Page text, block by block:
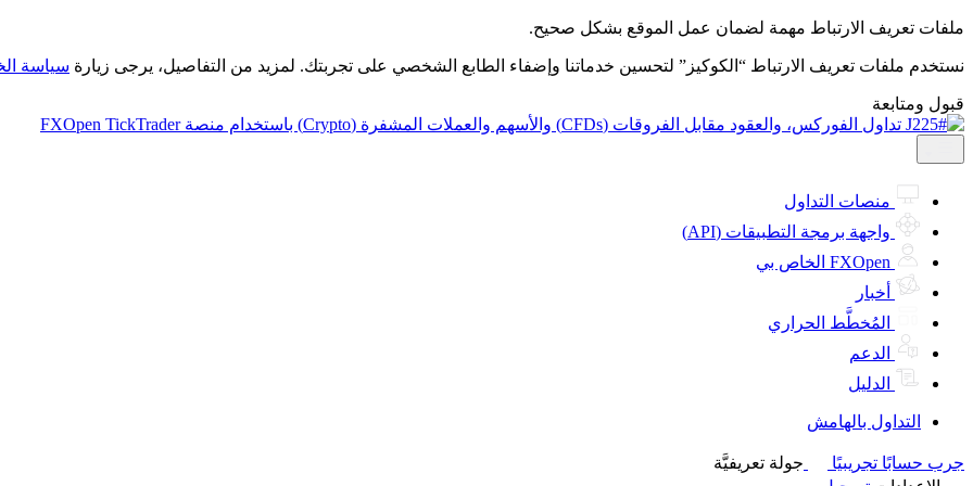
ملفات تعريف الارتباط مهمة لضمان عمل الموقع بشكل صحيح.
نستخدم ملفات تعريف الارتباط “الكوكيز” لتحسين خدماتنا وإضفاء الطابع الشخصي على تجربتك. لمزيد من التفاصيل، يرجى زيارة سياسة
قبول ومتابعة
منصات التداول
واجهة برمجة التطبيقات (API)
FXOpen الخاص بي
أخبار
المُخطَّط الحراري
الدعم
الدليل
التداول بالهامش
جرب حسابًا تجريبيًا
جولة تعريفيَّة